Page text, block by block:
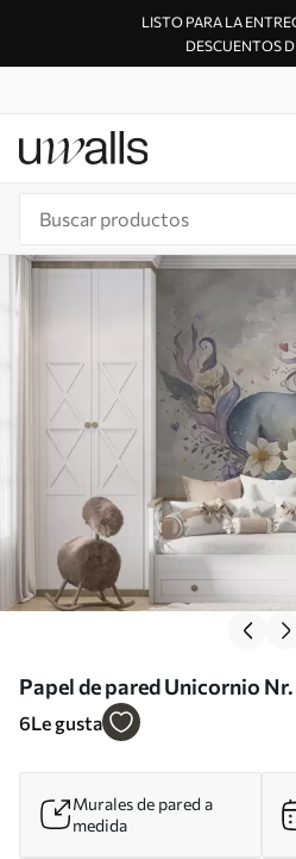
LISTO PARA LA
DESCUENTOS
Papel de pared Unicornio Nr.
6Le gusta
Murales de pared a
medida